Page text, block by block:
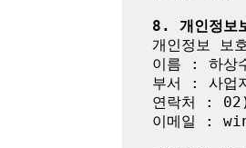
8. 개인정보
개인정보 보
이름 : 하상
부서 : 사업
연락처 :
이메일 :